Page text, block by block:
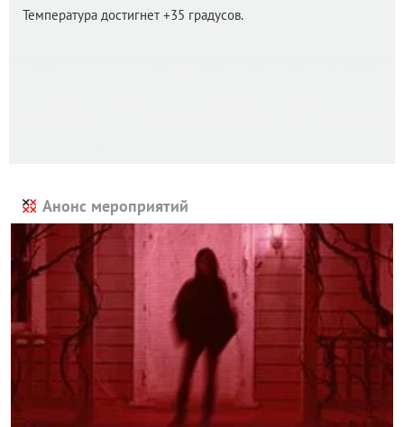
Температура достигнет +35 градусов.
Анонс мероприятий